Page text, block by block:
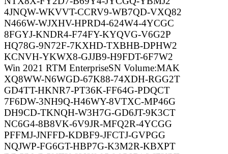
4JNQW-WKVVT-CCRV9-WB7QD-VXQ82
N466W-WJXHV-HPRD4-624W4-4YCGC
8FGYJ-KNDR4-F74FY-KYQVG-V6G2P
HQ78G-9N72F-7KXHD-TXBHB-DPHW2
KCNVH-YKWX8-GJJB9-H9FDT-6F7W2
Win 2021 RTM EnterpriseSN Volume:MAK
XQ8WW-N6WGD-67K88-74XDH-RGG2T
GD4TT-HKNR7-PT36K-FF64G-PDQCT
7F6DW-3NH9Q-H46WY-8VTXC-MP46G
DH9CD-TKNQH-W3H7G-GD6JT-9K3CT
NC6G4-8B8VK-6V9JR-MFQ2R-4YCGG
PFFMJ-JNFFD-KDBF9-JFCTJ-GVPGG
NQJWP-FG6GT-HBP7G-K3M2R-KBXPT